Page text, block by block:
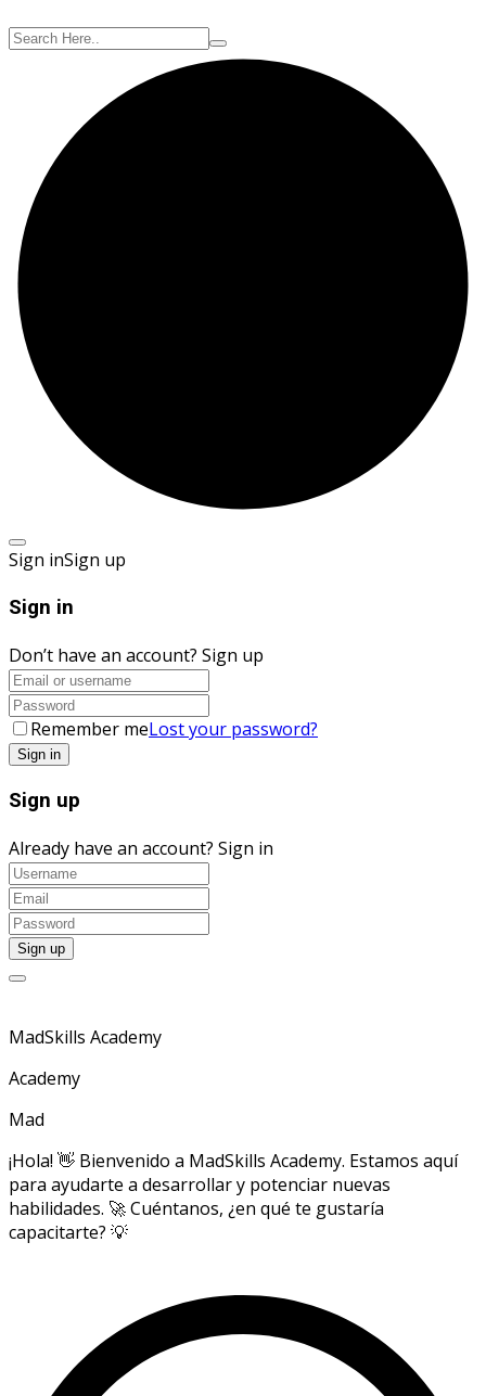
Sign inSign up
Sign in
Don’t have an account? Sign up
Remember meLost your password?
Sign up
Already have an account? Sign in
MadSkills Academy
Academy
Mad
¡Hola! 👋 Bienvenido a MadSkills Academy. Estamos aquí
para ayudarte a desarrollar y potenciar nuevas
habilidades. 🚀 Cuéntanos, ¿en qué te gustaría
capacitarte? 💡